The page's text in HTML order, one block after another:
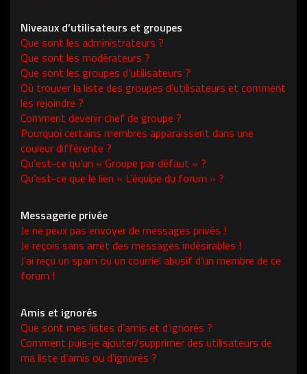
Niveaux d’utilisateurs et groupes
Que sont les administrateurs ?
Que sont les modérateurs ?
Que sont les groupes d’utilisateurs ?
Où trouver la liste des groupes d’utilisateurs et comment
les rejoindre ?
Comment devenir chef de groupe ?
Pourquoi certains membres apparaissent dans une
couleur différente ?
Qu’est-ce qu’un « Groupe par défaut » ?
Qu’est-ce que le lien « L’équipe du forum » ?
Messagerie privée
Je ne peux pas envoyer de messages privés !
Je reçois sans arrêt des messages indésirables !
J’ai reçu un spam ou un courriel abusif d’un membre de ce
forum !
Amis et ignorés
Que sont mes listes d’amis et d’ignorés ?
Comment puis-je ajouter/supprimer des utilisateurs de
ma liste d’amis ou d’ignorés ?